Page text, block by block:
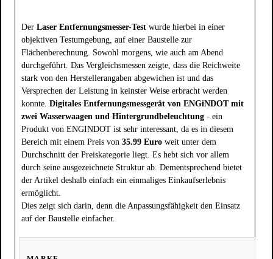
Der Laser Entfernungsmesser-Testwurde hierbei in einer
objektiven Testumgebung, auf einer Baustelle zur
Flächenberechnung. Sowohl morgens, wie auch am Abend
durchgeführt. Das Vergleichsmessen zeigte, dass die Reichweite
stark von den Herstellerangaben abgewichen ist und das
Versprechen der Leistung in keinster Weise erbracht werden
konnte. Digitales Entfernungsmessgerät von ENGiNDOT mit
zwei Wasserwaagen und Hintergrundbeleuchtung- ein
Produkt von ENGINDOT ist sehr interessant, da es in diesem
Bereich mit einem Preis von 35.99 Euroweit unter dem
Durchschnitt der Preiskategorie liegt. Es hebt sich vor allem
durch seine ausgezeichnete Struktur ab. Dementsprechend bietet
der Artikel deshalb einfach ein einmaliges Einkaufserlebnis
ermöglicht.
Dies zeigt sich darin, denn die Anpassungsfähigkeit den Einsatz
auf der Baustelle einfacher.